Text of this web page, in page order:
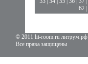
62|
© 2011 lit-room.ru литрум.рф
Все права защищены